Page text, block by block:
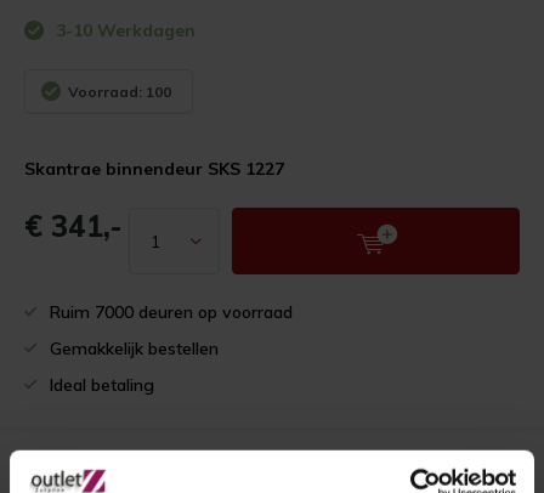
3-10 Werkdagen
Voorraad: 100
Skantrae binnendeur SKS 1227
€ 341,-
Ruim 7000 deuren op voorraad
Gemakkelijk bestellen
Ideal betaling
Productomschrijving